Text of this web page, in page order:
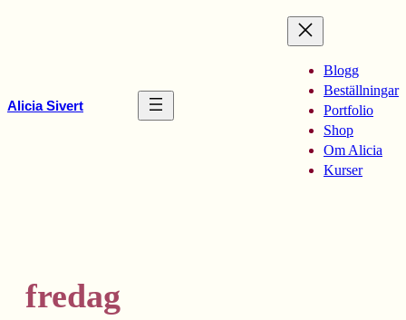
Alicia Sivert
Blogg
Beställningar
Portfolio
Shop
Om Alicia
Kurser
fredag